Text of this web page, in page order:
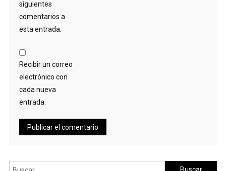
siguientes
comentarios a
esta entrada.
Recibir un correo
electrónico con
cada nueva
entrada.
Buscar: